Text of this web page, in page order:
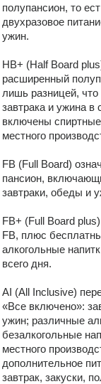
полупансион, то
двухразовое
ужин.
HB+ (Half Board
расширенный
лишь разницей,
завтрака и ужина в
включены
местного
FB (Full Board)
пансион,
завтраки, обеды и
FB+ (Full Board
FB, плюс
алкогольные
всего дня.
AI (All Inclusive)
«Все включено»:
ужин; различные
безалкогольные
местного
дополнительное
завтрак, закуски,